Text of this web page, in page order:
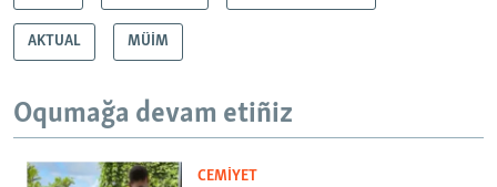
AKTUAL MÜİM
Oqumağa devam etiñiz
CEMİYET